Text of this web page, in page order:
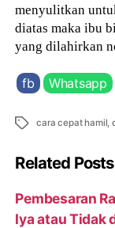
menyulitkan
diatas maka ibu
yang dilahirkan
fb Whatsapp
Tags cara cepat hamil,
Related Posts
Pembesaran
Iya atau Tidak